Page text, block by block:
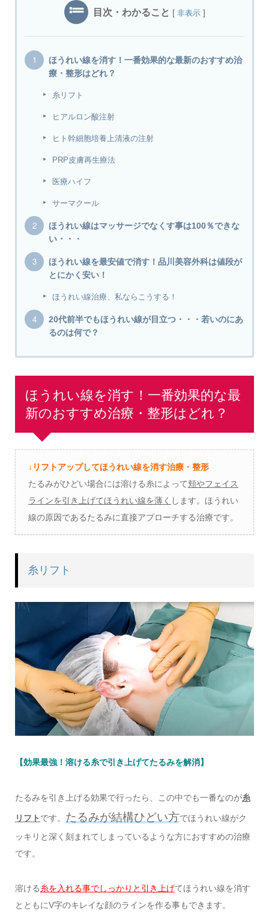
目次・わかること [ 非表示 ]
ほうれい線を消す！一番効果的な最新のおすすめ治
療・整形はどれ？
糸リフト
ヒアルロン酸注射
ヒト幹細胞培養上清液の注射
PRP皮膚再生療法
医療ハイフ
サーマクール
ほうれい線はマッサージでなくす事は100％できな
い・・・
ほうれい線を最安値で消す！品川美容外科は値段が
とにかく安い！
ほうれい線治療、私ならこうする！
20代前半でもほうれい線が目立つ・・・若いのにあ
るのは何で？
ほうれい線を消す！一番効果的な最
新のおすすめ治療・整形はどれ？
↓リフトアップしてほうれい線を消す治療・整形
たるみがひどい場合には溶ける糸によって頬やフェイス
ラインを引き上げてほうれい線を薄く します。ほうれい
線の原因であるたるみに直接アプローチする治療です。
糸リフト
【効果最強！溶ける糸で引き上げてたるみを解消】
たるみを引き上げる効果で行ったら、この中でも一番なのが糸
リフト です。 たるみが結構ひどい方でほうれい線がク
ッキリと深く刻まれてしまっているような方におすすめの治療
です。
溶ける糸を入れる事でしっかりと引き上げてほうれい線を消す
とともにV字のキレイな顔のラインを作る事もできます。